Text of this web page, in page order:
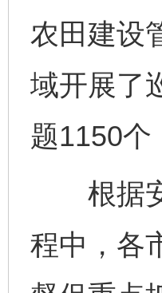
农田建设
域开展了
题1150个
根据安
程中，各